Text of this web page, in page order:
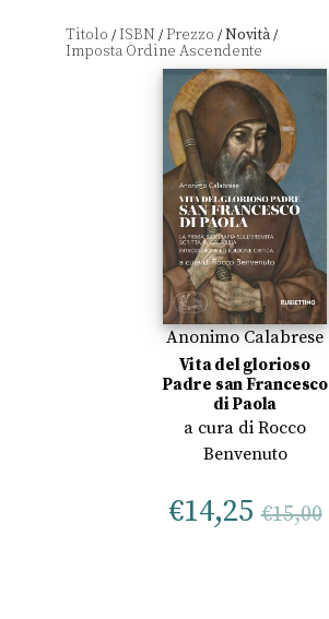
Titolo /ISBN /Prezzo /Novità/
Anonimo Calabrese
Vita del glorioso
Padre san Francesco
di Paola
a cura di Rocco
Benvenuto
€14,25 €15,00